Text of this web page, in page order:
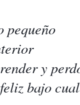
pequeño
y
bajo